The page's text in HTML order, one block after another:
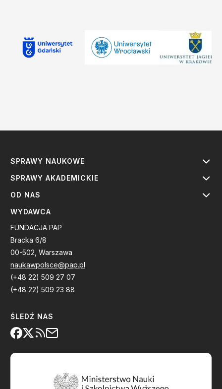
SPRAWY NAUKOWE
SPRAWY AKADEMICKIE
OD NAS
WYDAWCA
FUNDACJA PAP
Bracka 6/8
00-502, Warszawa
naukawpolsce@pap.pl
(+48 22) 509 27 07
(+48 22) 509 23 88
ŚLEDŹ NAS